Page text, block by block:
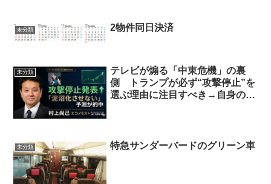
未分類 2物件同日決済
未分類
テレビが煽る「中東危機」の裏
側 トランプが必ず“攻撃停止”を
選ぶ理由に注目すべき→自身の支
未分類 特急サンダーバードのグリーン車